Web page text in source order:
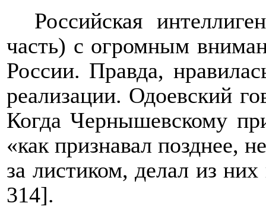
Российская
часть) с огромным
России. Правда,
реализации. Одоевский
Когда Чернышевскому
«как признавал позднее,
за листиком, делал из
314].